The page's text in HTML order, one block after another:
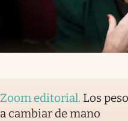
Zoom editorial. Los
a cambiar de mano